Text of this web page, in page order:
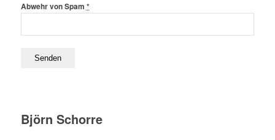
Abwehr von Spam *
Björn Schorre